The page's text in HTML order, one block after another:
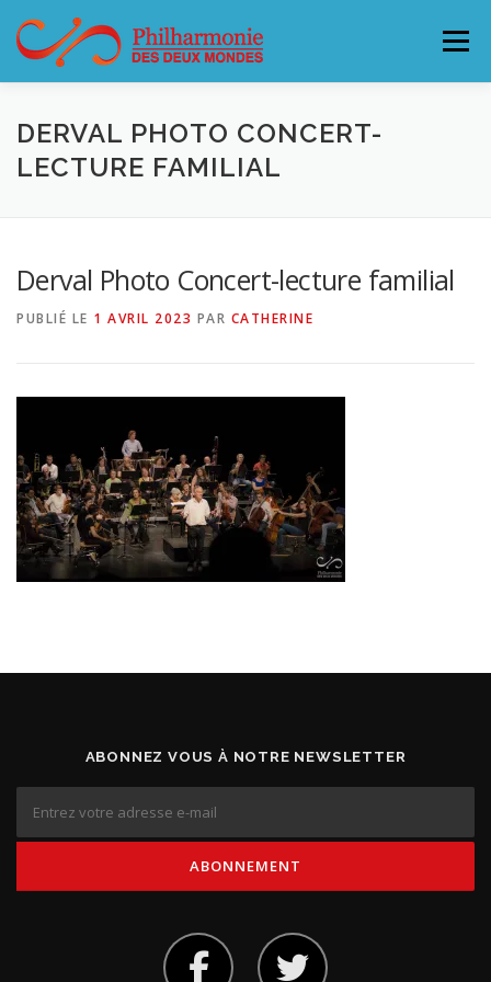
contenu
Menu
L’ORCHESTRE CONCERTS & BILLETTERIE 26-27
SOUTENEZ LA PHILHARMONIE CONTACT
DERVAL PHOTO CONCERT-
LECTURE FAMILIAL
Derval Photo Concert-lecture familial
PUBLIÉ LE 1 AVRIL 2023 PAR CATHERINE
ABONNEZ VOUS À NOTRE NEWSLETTER